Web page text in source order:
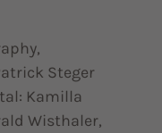
Steger
Kamilla
Wisthaler,